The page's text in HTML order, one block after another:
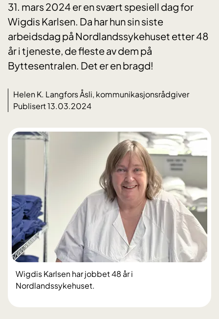
31. mars 2024 er en svært spesiell dag for
Wigdis Karlsen. Da har hun sin siste
arbeidsdag på Nordlandssykehuset etter 48
år i tjeneste, de fleste av dem på
Byttesentralen. Det er en bragd!
Helen K. Langfors Åsli, kommunikasjonsrådgiver
Publisert 13.03.2024
Wigdis Karlsen har jobbet 48 år i
Nordlandssykehuset.